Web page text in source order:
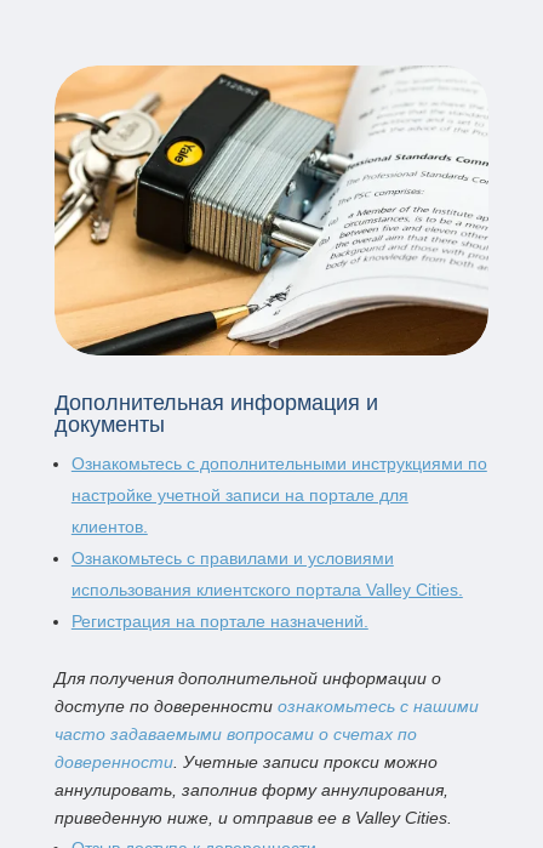
Дополнительная информация и
документы
Ознакомьтесь с дополнительными инструкциями по
настройке учетной записи на портале для
клиентов.
Ознакомьтесь с правилами и условиями
использования клиентского портала Valley Cities.
Регистрация на портале назначений.
Для получения дополнительной информации о
доступе по доверенности ознакомьтесь с нашими
часто задаваемыми вопросами о счетах по
доверенности. Учетные записи прокси можно
аннулировать, заполнив форму аннулирования,
приведенную ниже, и отправив ее в Valley Cities.